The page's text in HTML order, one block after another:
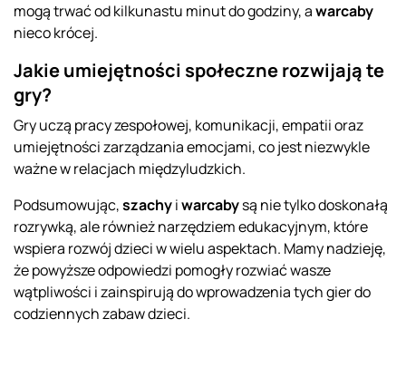
mogą trwać od kilkunastu minut do godziny, awarcaby
nieco krócej.
Jakie umiejętności społeczne rozwijają te
gry?
Gry uczą pracy zespołowej, komunikacji, empatii oraz
umiejętności zarządzania emocjami, co jest niezwykle
ważne w relacjach międzyludzkich.
Podsumowując,szachyiwarcabysą nie tylko doskonałą
rozrywką, ale również narzędziem edukacyjnym, które
wspiera rozwój dzieci w wielu aspektach. Mamy nadzieję,
że powyższe odpowiedzi pomogły rozwiać wasze
wątpliwości i zainspirują do wprowadzenia tych gier do
codziennych zabaw dzieci.